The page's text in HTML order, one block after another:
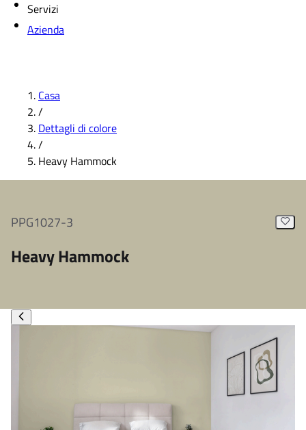
Servizi
Azienda
Casa
/
Dettagli di colore
/
Heavy Hammock
PPG1027-3
Heavy Hammock